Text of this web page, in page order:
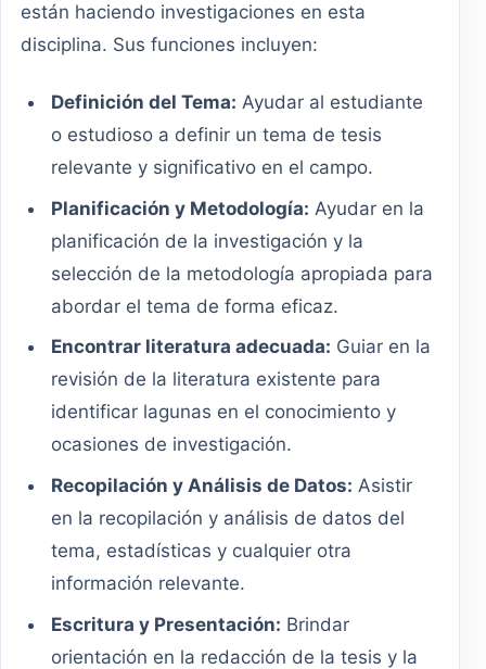
están haciendo investigaciones en esta
disciplina. Sus funciones incluyen:
Definición del Tema: Ayudar al estudiante
o estudioso a definir un tema de tesis
relevante y significativo en el campo.
Planificación y Metodología: Ayudar en la
planificación de la investigación y la
selección de la metodología apropiada para
abordar el tema de forma eficaz.
Encontrar literatura adecuada: Guiar en la
revisión de la literatura existente para
identificar lagunas en el conocimiento y
ocasiones de investigación.
Recopilación y Análisis de Datos: Asistir
en la recopilación y análisis de datos del
tema, estadísticas y cualquier otra
información relevante.
Escritura y Presentación: Brindar
orientación en la redacción de la tesis y la